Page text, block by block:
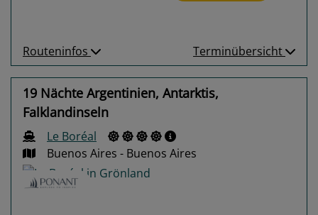
Routeninfos Terminübersicht
19 Nächte Argentinien, Antarktis,
Falklandinseln
Le Boréal
Buenos Aires - Buenos Aires